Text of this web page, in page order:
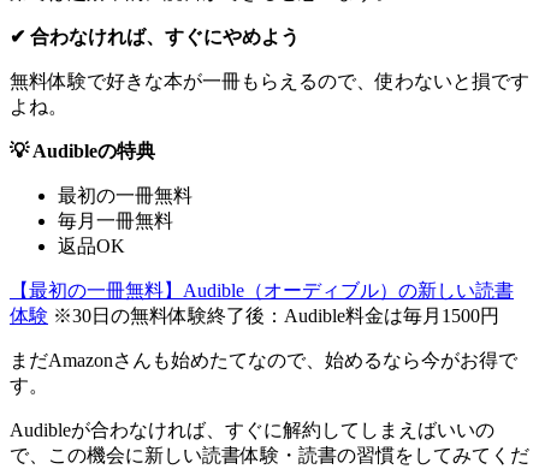
✔︎ 合わなければ、すぐにやめよう
無料体験で好きな本が一冊もらえるので、使わないと損です
よね。
💡 Audibleの特典
最初の一冊無料
毎月一冊無料
返品OK
【最初の一冊無料】Audible（オーディブル）の新しい読書
体験 ※30日の無料体験終了後：Audible料金は毎月1500円
まだAmazonさんも始めたてなので、始めるなら今がお得で
す。
Audibleが合わなければ、すぐに解約してしまえばいいの
で、この機会に新しい読書体験・読書の習慣をしてみてくだ